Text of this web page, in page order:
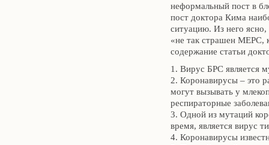
неформальный пост в
пост доктора Кима
ситуацию. Из него ясно,
«не так страшен МЕРС,
содержание статьи
1. Вирус БРС является
2. Коронавирусы – это
могут вызывать у
респираторные
3. Одной из мутаций
время, является вирус
4. Коронавирусы